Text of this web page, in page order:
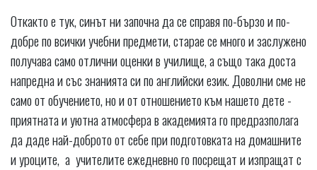
Откакто е тук, синът ни започна да се справя по-бързо и по-
добре по всички учебни предмети, старае се много и заслужено
получава само отлични оценки в училище, а също така доста
напредна и със знанията си по английски език. Доволни сме не
само от обучението, но и от отношението към нашето дете -
приятната и уютна атмосфера в академията го предразполага
да даде най-доброто от себе при подготовката на домашните
и уроците, а учителите ежедневно го посрещат и изпращат с